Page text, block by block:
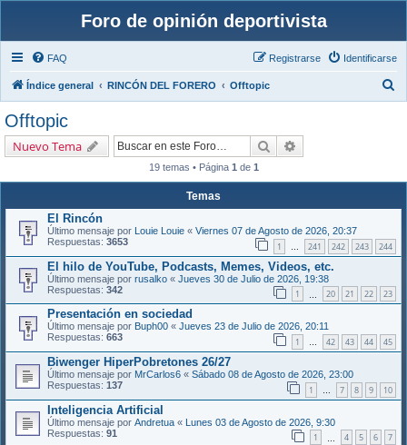
Foro de opinión deportivista
FAQ Identificarse
Registrarse
Índice general RINCÓN DEL FORERO Offtopic
Offtopic
Nuevo Tema Buscar
19 temas • Página 1 de 1
Temas
El Rincón
Último mensaje por Louie Louie « Viernes 07 de Agosto de 2026, 20:37
Respuestas: 3653 1 … 241 242 243 244
El hilo de YouTube, Podcasts, Memes, Videos, etc.
Último mensaje por rusalko « Jueves 30 de Julio de 2026, 19:38
Respuestas: 342 1 20 21 22 23
Presentación en sociedad
Último mensaje por Buph00 « Jueves 23 de Julio de 2026, 20:11
Respuestas: 663 1 … 42 43 44 45
Biwenger HiperPobretones 26/27
Último mensaje por MrCarlos6 « Sábado 08 de Agosto de 2026, 23:00
Respuestas: 137 1 … 7 8 9 10
Inteligencia Artificial
Último mensaje por Andretua « Lunes 03 de Agosto de 2026, 9:30
Respuestas: 91 1 4 5 6 7